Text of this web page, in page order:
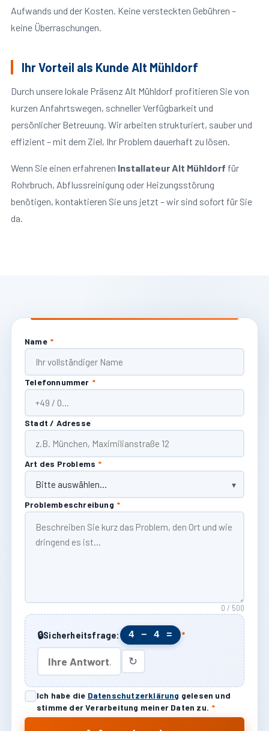
Aufwands und der Kosten. Keine versteckten Gebühren –
keine Überraschungen.
Ihr Vorteil als Kunde Alt Mühldorf
Durch unsere lokale Präsenz Alt Mühldorf profitieren Sie von
kurzen Anfahrtswegen, schneller Verfügbarkeit und
persönlicher Betreuung. Wir arbeiten strukturiert, sauber und
effizient – mit dem Ziel, Ihr Problem dauerhaft zu lösen.
Wenn Sie einen erfahrenen Installateur Alt Mühldorf für
Rohrbruch, Abflussreinigung oder Heizungsstörung
benötigen, kontaktieren Sie uns jetzt – wir sind sofort für Sie
da.
Name *
Telefonnummer *
Stadt / Adresse
Art des Problems *
Problembeschreibung *
0 / 500
🔒Sicherheitsfrage: 4 − 4 = *
↻
Ich habe die Datenschutzerklärung gelesen und
stimme der Verarbeitung meiner Daten zu. *